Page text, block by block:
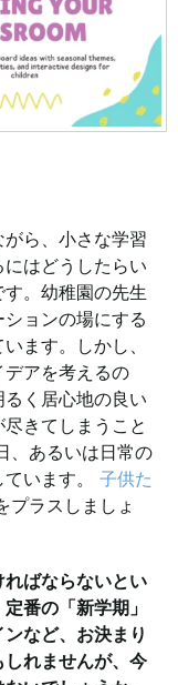
ら、小さな学習
はどうしたらい
。幼稚園の先生
ョンの場にする
ます。しかし、
アを考えるの
く居心地の良い
きてしまうこと
、あるいは日常の
います。 子供た
プラスしましょ
ばならないとい
番の「新学期」
など、お決まり
れませんが、今